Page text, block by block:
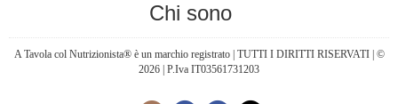
Chi sono
A Tavola col Nutrizionista® è un marchio registrato | TUTTI I DIRITTI RISERVATI | ©
2026 | P.Iva IT03561731203